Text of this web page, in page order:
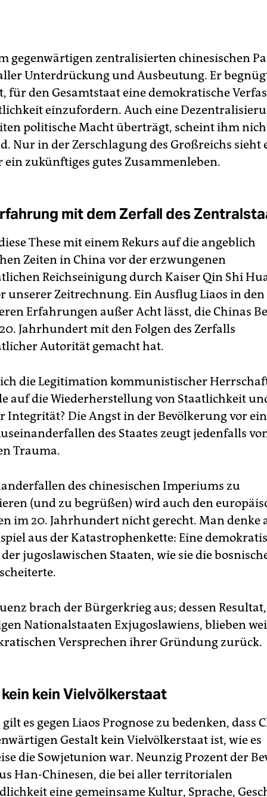
gegenwärtigen zentralisierten chinesischen
Unterdrückung und Ausbeutung. Er
für den Gesamtstaat eine demokratische
einzufordern. Auch eine
politische Macht überträgt, scheint ihm
Nur in der Zerschlagung des Großreichs sieht
ein zukünftiges gutes Zusammenleben.
mit dem Zerfall des
These mit einem Rekurs auf die angeblich
Zeiten in China vor der erzwungenen
Reichseinigung durch Kaiser Qin Shi
unserer Zeitrechnung. Ein Ausflug Liaos in
Erfahrungen außer Acht lässt, die Chinas
Jahrhundert mit den Folgen des Zerfalls
Autorität gemacht hat.
die Legitimation kommunistischer
auf die Wiederherstellung von Staatlichkeit
Die Angst in der Bevölkerung vor
des Staates zeugt jedenfalls
Trauma.
des chinesischen Imperiums zu
(und zu begrüßen) wird auch den
im 20. Jahrhundert nicht gerecht. Man denke
aus der Katastrophenkette: Eine
jugoslawischen Staaten, wie sie die
brach der Bürgerkrieg aus; dessen
Nationalstaaten Exjugoslawiens, blieben
Versprechen ihrer Gründung zurück.
kein Vielvölkerstaat
es gegen Liaos Prognose zu bedenken, dass
Gestalt kein Vielvölkerstaat ist, wie es
die Sowjetunion war. Neunzig Prozent der
Han-Chinesen, die bei aller territorialen
eine gemeinsame Kultur, Sprache,